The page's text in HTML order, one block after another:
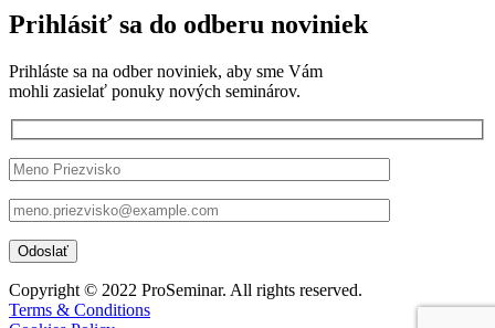
Prihlásiť sa do odberu noviniek
Prihláste sa na odber noviniek, aby sme Vám
mohli zasielať ponuky nových seminárov.
Copyright © 2022 ProSeminar. All rights reserved.
Terms & Conditions